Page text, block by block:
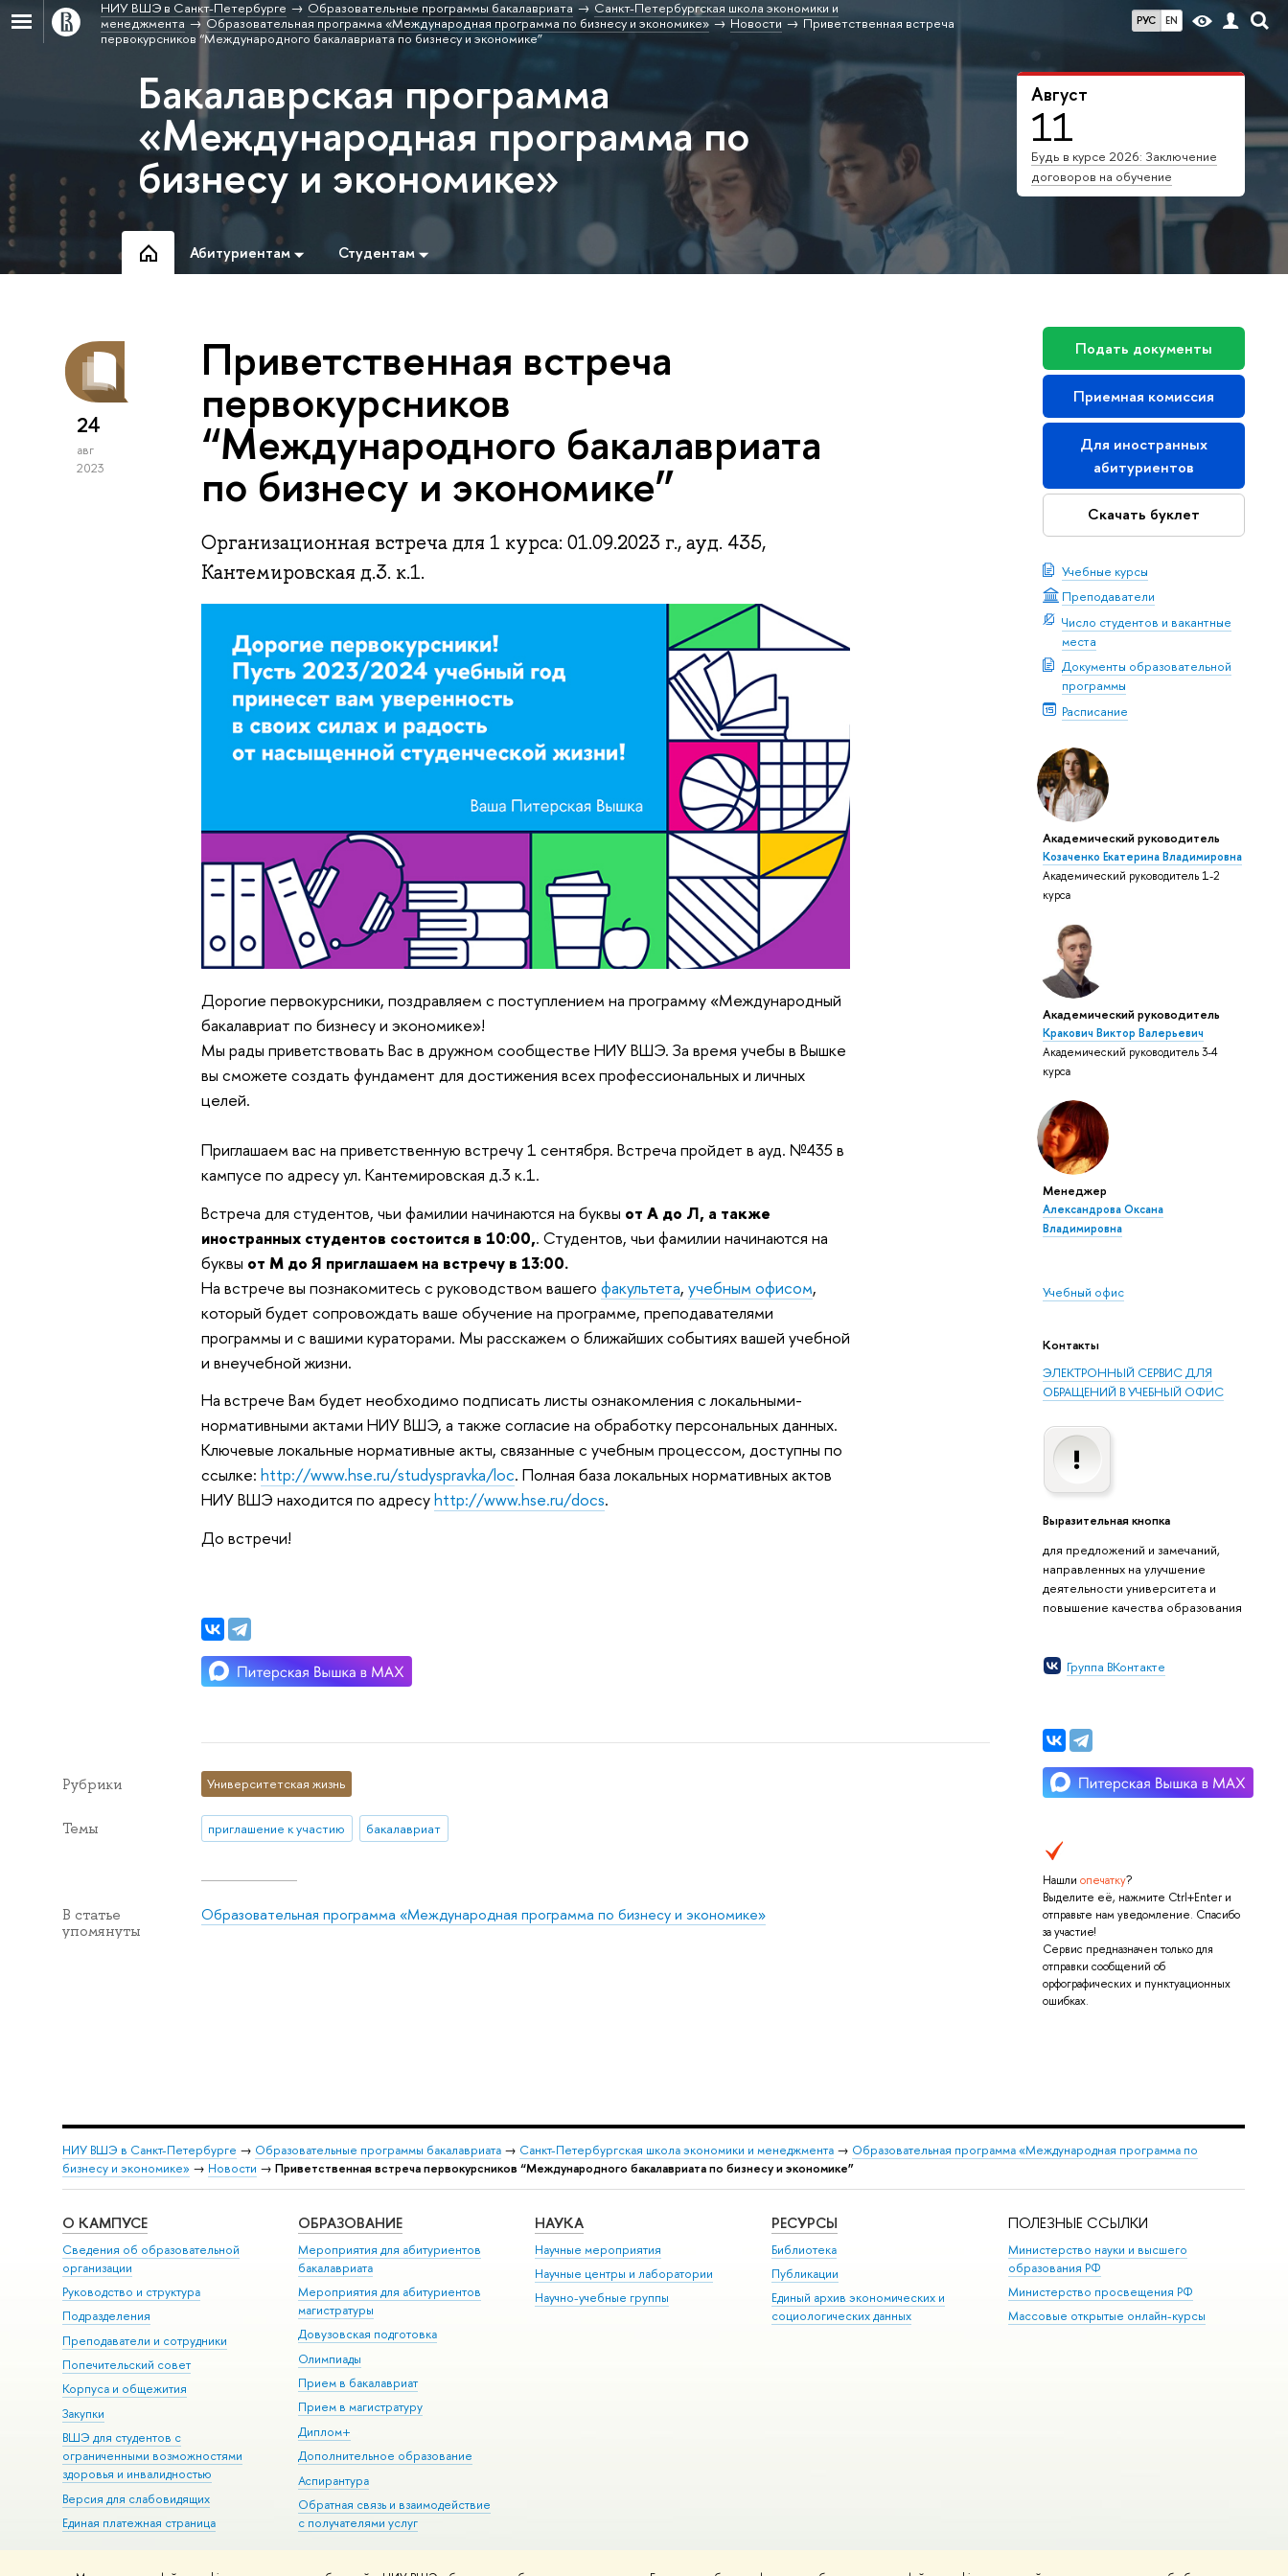
РУС EN
НИУ ВШЭ в Санкт-Петербурге Образовательные программы бакалавриата
Санкт-Петербургская школа экономики и
менеджмента
Образовательная программа «Международная программа по бизнесу и экономике» Новости
Приветственная встреча
первокурсников “Международного бакалавриата по бизнесу и экономике”
Август
11
Будь в курсе 2026: Заключение
договоров на обучение
Бакалаврская программа
«Международная программа по
бизнесу и экономике»
Абитуриентам Студентам
Подать документы
Приемная комиссия
Для иностранных
абитуриентов
Скачать буклет
Учебные курсы
Преподаватели
Число студентов и вакантные
места
Документы образовательной
программы
Расписание
Академический руководитель
Козаченко Екатерина Владимировна
Академический руководитель 1-2
курса
Академический руководитель
Кракович Виктор Валерьевич
Академический руководитель 3-4
курса
Менеджер
Александрова Оксана
Владимировна
Учебный офис
Контакты
ЭЛЕКТРОННЫЙ СЕРВИС ДЛЯ
ОБРАЩЕНИЙ В УЧЕБНЫЙ ОФИС
Выразительная кнопка
для предложений и замечаний,
направленных на улучшение
деятельности университета и
повышение качества образования
Группа ВКонтакте
Нашли опечатку?
Выделите её, нажмите Ctrl+Enter и
отправьте нам уведомление. Спасибо
за участие!
Сервис предназначен только для
отправки сообщений об
орфографических и пунктуационных
ошибках.
24
авг
2023
Приветственная встреча
первокурсников
“Международного бакалавриата
по бизнесу и экономике”
Организационная встреча для 1 курса: 01.09.2023 г., ауд. 435,
Кантемировская д.3. к.1.
Дорогие первокурсники, поздравляем с поступлением на программу «Международный
бакалавриат по бизнесу и экономике»!
Мы рады приветствовать Вас в дружном сообществе НИУ ВШЭ. За время учебы в Вышке
вы сможете создать фундамент для достижения всех профессиональных и личных
целей.
Приглашаем вас на приветственную встречу 1 сентября. Встреча пройдет в ауд. №435 в
кампусе по адресу ул. Кантемировская д.3 к.1.
Встреча для студентов, чьи фамилии начинаются на буквы от А до Л, а также
иностранных студентов состоится в 10:00,. Студентов, чьи фамилии начинаются на
буквы от М до Я приглашаем на встречу в 13:00.
На встрече вы познакомитесь с руководством вашего факультета, учебным офисом,
который будет сопровождать ваше обучение на программе, преподавателями
программы и с вашими кураторами. Мы расскажем о ближайших событиях вашей учебной
и внеучебной жизни.
На встрече Вам будет необходимо подписать листы ознакомления с локальными-
нормативными актами НИУ ВШЭ, а также согласие на обработку персональных данных.
Ключевые локальные нормативные акты, связанные с учебным процессом, доступны по
ссылке: http://www.hse.ru/studyspravka/loc. Полная база локальных нормативных актов
НИУ ВШЭ находится по адресуhttp://www.hse.ru/docs.
До встречи!
Рубрики Университетская жизнь
Темы приглашение к участию бакалавриат
В статье
упомянуты
Образовательная программа «Международная программа по бизнесу и экономике»
НИУ ВШЭ в Санкт-Петербурге → Образовательные программы бакалавриата→ Санкт-Петербургская школа экономики и менеджмента→ Образовательная программа «Международная программа по
бизнесу и экономике» → Новости → Приветственная встреча первокурсников “Международного бакалавриата по бизнесу и экономике”
О КАМПУСЕ
Сведения об образовательной
организации
Руководство и структура
Подразделения
Преподаватели и сотрудники
Попечительский совет
Корпуса и общежития
Закупки
ВШЭ для студентов с
ограниченными возможностями
здоровья и инвалидностью
Версия для слабовидящих
Единая платежная страница
ОБРАЗОВАНИЕ
Мероприятия для абитуриентов
бакалавриата
Мероприятия для абитуриентов
магистратуры
Довузовская подготовка
Олимпиады
Прием в бакалавриат
Прием в магистратуру
Диплом+
Дополнительное образование
Аспирантура
Обратная связь и взаимодействие
с получателями услуг
НАУКА
Научные мероприятия
Научные центры и лаборатории
Научно-учебные группы
РЕСУРСЫ
Библиотека
Публикации
Единый архив экономических и
социологических данных
ПОЛЕЗНЫЕ ССЫЛКИ
Министерство науки и высшего
образования РФ
Министерство просвещения РФ
Массовые открытые онлайн-курсы